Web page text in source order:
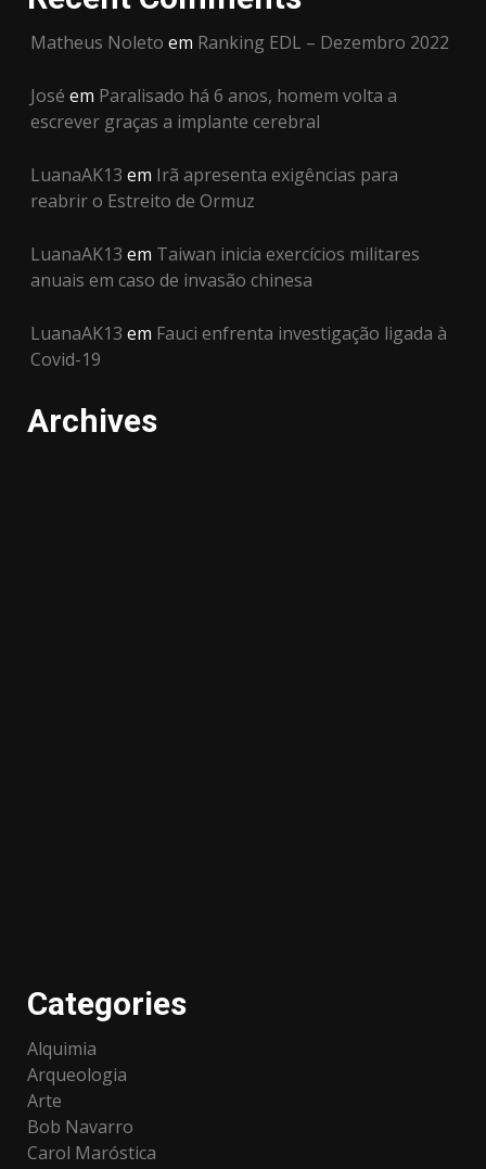
Matheus Noleto em Ranking EDL – Dezembro 2022
José em Paralisado há 6 anos, homem volta a
escrever graças a implante cerebral
LuanaAK13 em Irã apresenta exigências para
reabrir o Estreito de Ormuz
LuanaAK13 em Taiwan inicia exercícios militares
anuais em caso de invasão chinesa
LuanaAK13 em Fauci enfrenta investigação ligada à
Covid-19
Archives
Categories
Alquimia
Arqueologia
Arte
Bob Navarro
Carol Maróstica